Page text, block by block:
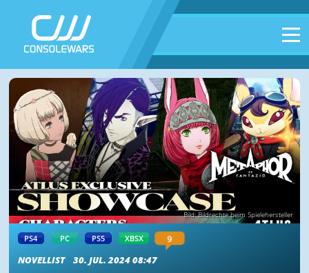
Bild: Bildrechte beim Spielehersteller
PS4 PC PS5 XBSX
9
NOVELLIST
30. JUL. 2024 08:47